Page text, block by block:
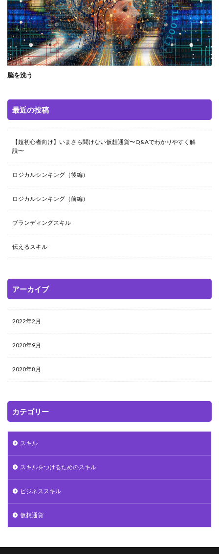
脳を洗う
最近の投稿
【超初心者向け】いまさら聞けない仮想通貨〜Q&Aでわかりやすく解
説〜
ロジカルシンキング（後編）
ロジカルシンキング（前編）
ブランディングスキル
伝えるスキル
アーカイブ
2022年2月
2020年9月
2020年8月
カテゴリー
スキル
スキルをつけるためのスキル
ビジネススキル
仮想通貨